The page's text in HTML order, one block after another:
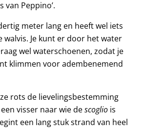
van Peppino’.
meter lang en heeft wel iets
walvis. Je kunt er door het water
wel waterschoenen, zodat je
klimmen voor adembenemend
rots de lievelingsbestemming
visser naar wie descoglio is
een lang stuk strand van heel